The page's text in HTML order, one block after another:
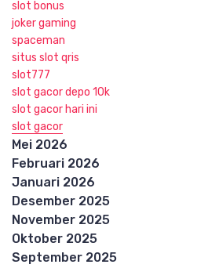
slot bonus
joker gaming
spaceman
situs slot qris
slot777
slot gacor depo 10k
slot gacor hari ini
slot gacor
Mei 2026
Februari 2026
Januari 2026
Desember 2025
November 2025
Oktober 2025
September 2025